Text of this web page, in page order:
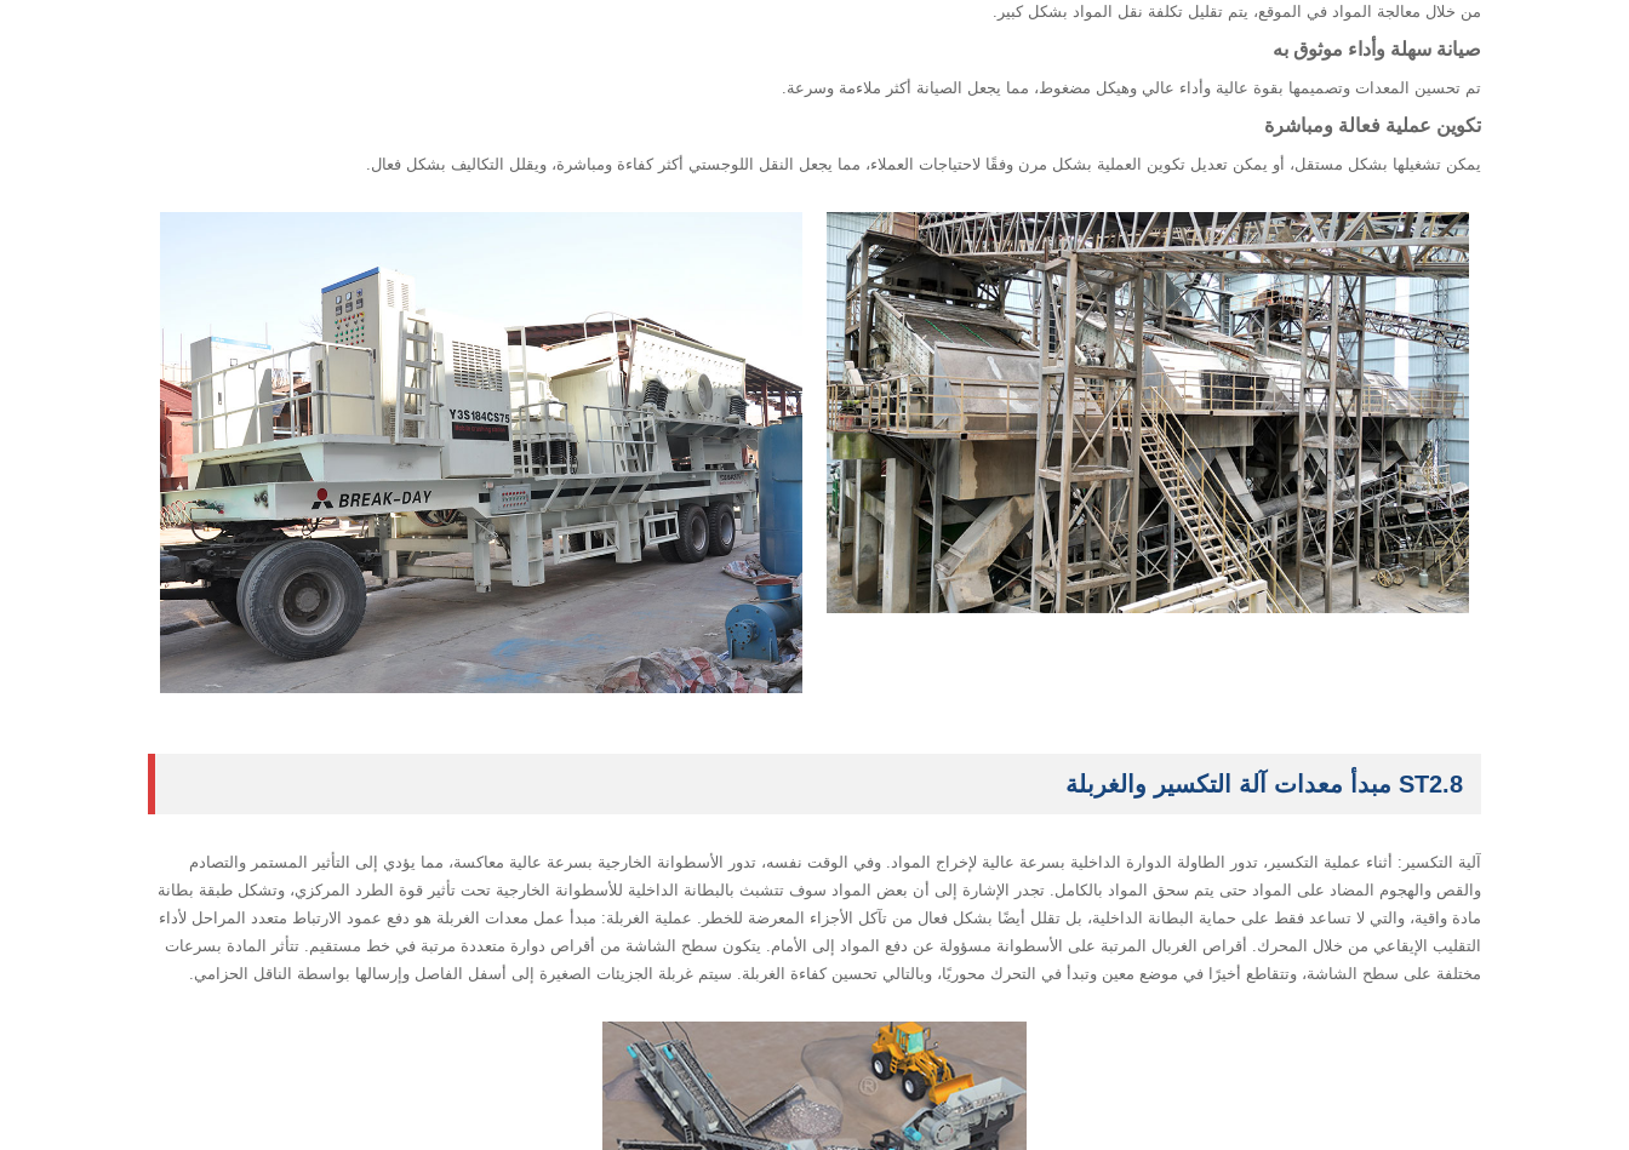
من خلال معالجة المواد في الموقع، يتم تقليل تكلفة نقل المواد بشكل كبير.
‌صيانة سهلة وأداء موثوق به ‌
تم تحسين المعدات وتصميمها بقوة عالية وأداء عالي وهيكل مضغوط، مما يجعل الصيانة أكثر ملاءمة وسرعة.
‌تكوين عملية فعالة ومباشرة ‌
يمكن تشغيلها بشكل مستقل، أو يمكن تعديل تكوين العملية بشكل مرن وفقًا لاحتياجات العملاء، مما يجعل النقل اللوجستي أكثر كفاءة ومباشرة، ويقلل التكاليف بشكل فعال.
ST2.8 مبدأ معدات آلة التكسير والغربلة
آلية التكسير: أثناء عملية التكسير، تدور الطاولة الدوارة الداخلية بسرعة عالية لإخراج المواد. وفي الوقت نفسه، تدور الأسطوانة الخارجية بسرعة عالية معاكسة، مما يؤدي إلى التأثير المستمر والتصادم
والقص والهجوم المضاد على المواد حتى يتم سحق المواد بالكامل. تجدر الإشارة إلى أن بعض المواد سوف تتشبث بالبطانة الداخلية للأسطوانة الخارجية تحت تأثير قوة الطرد المركزي، وتشكل طبقة بطانة
مادة واقية، والتي لا تساعد فقط على حماية البطانة الداخلية، بل تقلل أيضًا بشكل فعال من تآكل الأجزاء المعرضة للخطر. عملية الغربلة: مبدأ عمل معدات الغربلة هو دفع عمود الارتباط متعدد المراحل لأداء
التقليب الإيقاعي من خلال المحرك. أقراص الغربال المرتبة على الأسطوانة مسؤولة عن دفع المواد إلى الأمام. يتكون سطح الشاشة من أقراص دوارة متعددة مرتبة في خط مستقيم. تتأثر المادة بسرعات
مختلفة على سطح الشاشة، وتتقاطع أخيرًا في موضع معين وتبدأ في التحرك محوريًا، وبالتالي تحسين كفاءة الغربلة. سيتم غربلة الجزيئات الصغيرة إلى أسفل الفاصل وإرسالها بواسطة الناقل الحزامي.